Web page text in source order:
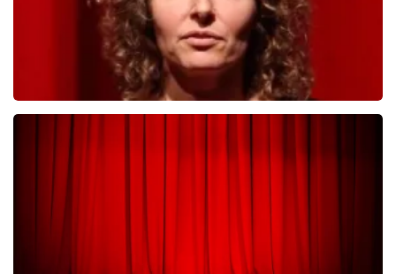
Esther van der Voort